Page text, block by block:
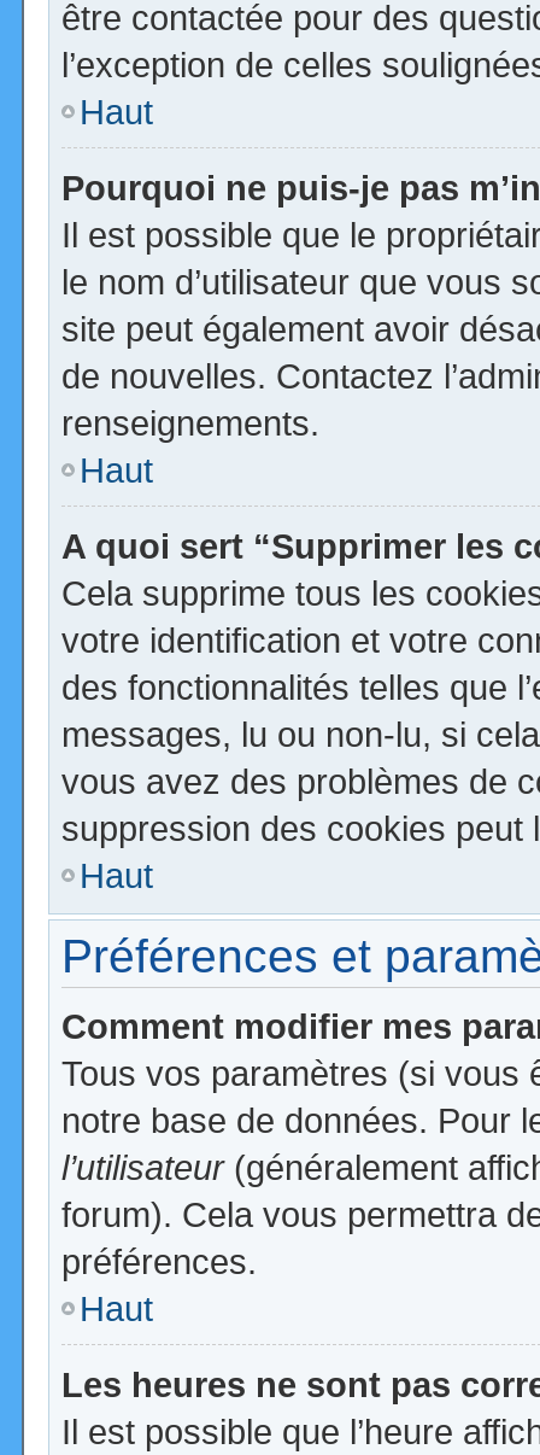
être contactée pour des
l’exception de celles
Haut
Pourquoi ne puis-je pas
Il est possible que le
le nom d’utilisateur que vous
site peut également avoir
de nouvelles. Contactez
renseignements.
Haut
A quoi sert “Supprimer les
Cela supprime tous les
votre identification et votre
des fonctionnalités telles que
messages, lu ou non-lu, si
vous avez des problèmes de
suppression des cookies peut
Haut
Préférences et
Comment modifier mes
Tous vos paramètres (si vous
notre base de données. Pour
l’utilisateur(généralement
forum). Cela vous permettra
préférences.
Haut
Les heures ne sont pas
Il est possible que l’heure